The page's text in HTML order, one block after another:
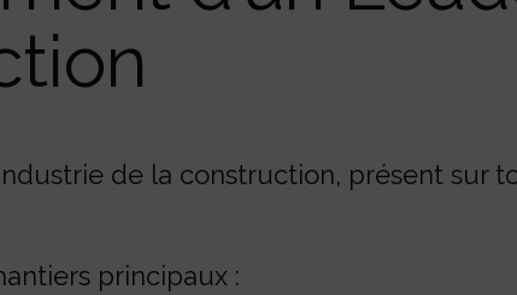
de la construction, présent sur
principaux :